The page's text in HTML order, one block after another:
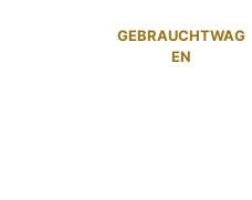
GEBRAUCHTWAG
EN